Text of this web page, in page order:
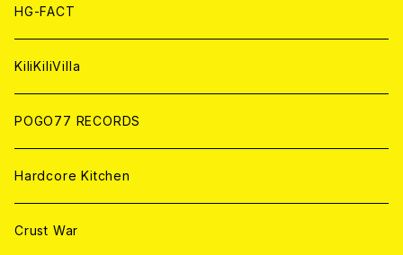
ANALOG
ANALOG
CD
ANALOG
HG-FACT
KiliKiliVilla
POGO77 RECORDS
Hardcore Kitchen
Crust War